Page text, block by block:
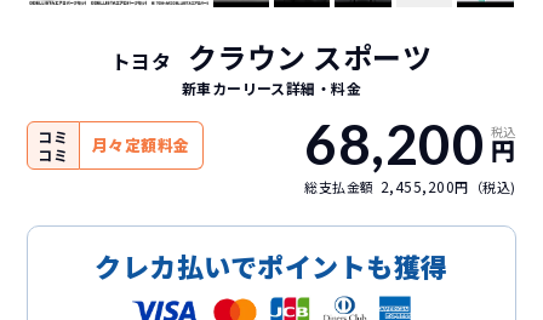
トヨタ クラウン スポーツ
新車カーリース詳細 ・料金
コミ
コミ
月々定額料金 68,200 税込
円
総支払金額 2,455,200円（税込)
クレカ払いでポイントも獲得